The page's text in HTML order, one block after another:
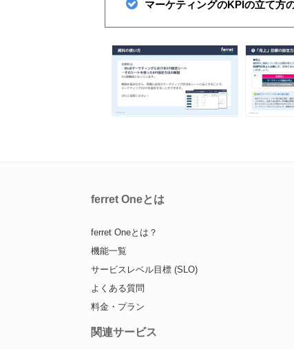
マーケティングのKPIの立て方
ferret Oneとは
ferret Oneとは？
機能一覧
サービスレベル目標 (SLO)
よくある質問
料金・プラン
関連サービス